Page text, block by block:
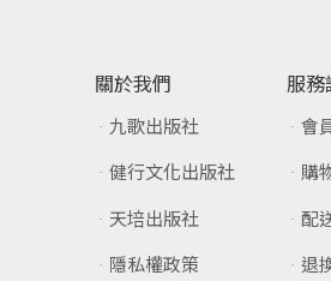
關於我們
九歌出版社
健行文化出版社
天培出版社
隱私權政策
服
會
購
配
退